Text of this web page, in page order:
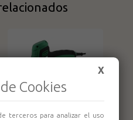
Clavadora
Grapadora Salki E-
X
Cookies
terceros para analizar el uso